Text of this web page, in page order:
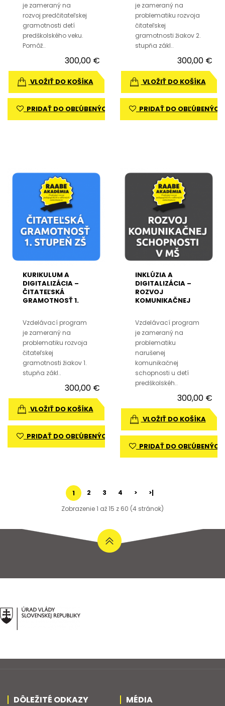
je zameraný na
rozvoj predčitateľskej
gramotnosti detí
predškolského veku.
Pomôž..
300,00 €
VLOŽIŤ DO KOŠÍKA
PRIDAŤ DO OBĽÚBENÝCH
je zameraný na
problematiku rozvoja
čitateľskej
gramotnosti žiakov 2.
stupňa zákl..
300,00 €
VLOŽIŤ DO KOŠÍKA
PRIDAŤ DO OBĽÚBENÝCH
KURIKULUM A
DIGITALIZÁCIA –
ČITATEĽSKÁ
GRAMOTNOSŤ 1.
Vzdelávací program
je zameraný na
problematiku rozvoja
čitateľskej
gramotnosti žiakov 1.
stupňa zákl..
300,00 €
VLOŽIŤ DO KOŠÍKA
PRIDAŤ DO OBĽÚBENÝCH
INKLÚZIA A
DIGITALIZÁCIA –
ROZVOJ
KOMUNIKAČNEJ
Vzdelávací program
je zameraný na
problematiku
narušenej
komunikačnej
schopnosti u detí
predškolskéh..
300,00 €
VLOŽIŤ DO KOŠÍKA
PRIDAŤ DO OBĽÚBENÝCH
1 2 3 4 >
>|
Zobrazenie 1 až 15 z 60 (4 stránok)
DÔLEŽITÉ ODKAZY MÉDIA